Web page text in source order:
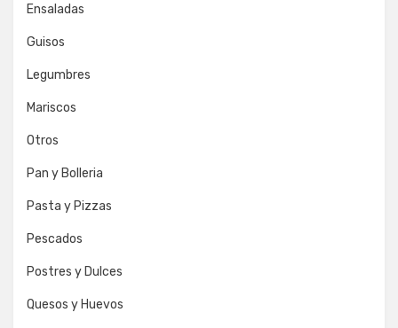
Ensaladas
Guisos
Legumbres
Mariscos
Otros
Pan y Bolleria
Pasta y Pizzas
Pescados
Postres y Dulces
Quesos y Huevos